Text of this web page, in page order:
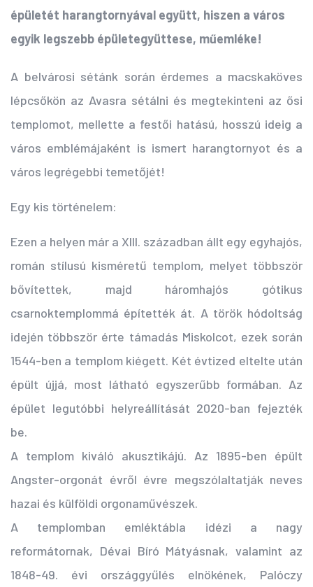
épületét harangtornyával együtt, hiszen a város
egyik legszebb épületegyüttese, műemléke!
A belvárosi sétánk során érdemes a macskaköves
lépcsőkön az Avasra sétálni és megtekinteni az ősi
templomot, mellette a festői hatású, hosszú ideig a
város emblémájaként is ismert harangtornyot és a
város legrégebbi temetőjét!
Egy kis történelem:
Ezen a helyen már a XIII. században állt egy egyhajós,
román stílusú kisméretű templom, melyet többször
bővítettek, majd háromhajós gótikus
csarnoktemplommá építették át. A török hódoltság
idején többször érte támadás Miskolcot, ezek során
1544-ben a templom kiégett. Két évtized eltelte után
épült újjá, most látható egyszerűbb formában. Az
épület legutóbbi helyreállítását 2020-ban fejezték
be.
A templom kiváló akusztikájú. Az 1895-ben épült
Angster-orgonát évről évre megszólaltatják neves
hazai és külföldi orgonaművészek.
A templomban emléktábla idézi a nagy
reformátornak, Dévai Bíró Mátyásnak, valamint az
1848-49. évi országgyűlés elnökének, Palóczy